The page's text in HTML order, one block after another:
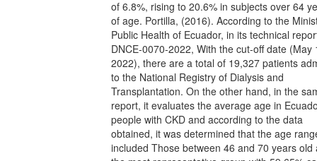
of 6.8%, rising to 20.6% in subjects over 64
of age. Portilla, (2016). According to the
Public Health of Ecuador, in its technical
DNCE-0070-2022, With the cut-off date (May
2022), there are a total of 19,327 patients
to the National Registry of Dialysis and
Transplantation. On the other hand, in the
report, it evaluates the average age in
people with CKD and according to the data
obtained, it was determined that the age
included Those between 46 and 70 years old